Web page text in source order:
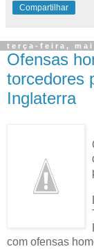
Compartilhar
terça-feira,
Ofensas
torcedores
Inglaterra
com ofensas